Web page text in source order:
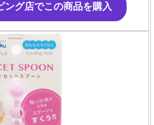
グ店でこの商品を購入